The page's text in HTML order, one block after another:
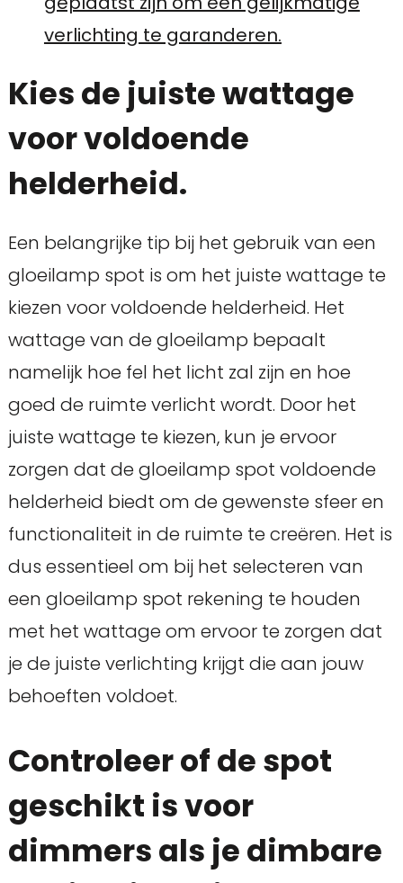
verlichting te garanderen.
Kies de juiste wattage
voor voldoende
helderheid.
Een belangrijke tip bij het gebruik van een
gloeilamp spot is om het juiste wattage te
kiezen voor voldoende helderheid. Het
wattage van de gloeilamp bepaalt
namelijk hoe fel het licht zal zijn en hoe
goed de ruimte verlicht wordt. Door het
juiste wattage te kiezen, kun je ervoor
zorgen dat de gloeilamp spot voldoende
helderheid biedt om de gewenste sfeer en
functionaliteit in de ruimte te creëren. Het is
dus essentieel om bij het selecteren van
een gloeilamp spot rekening te houden
met het wattage om ervoor te zorgen dat
je de juiste verlichting krijgt die aan jouw
behoeften voldoet.
Controleer of de spot
geschikt is voor
dimmers als je dimbare